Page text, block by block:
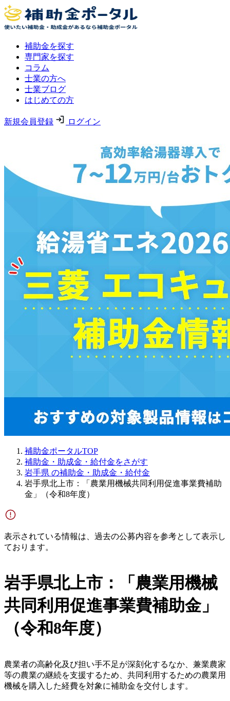
補助金を探す
専門家を探す
コラム
士業の方へ
士業ブログ
はじめての方
新規会員登録 ログイン
補助金ポータルTOP
補助金・助成金・給付金をさがす
岩手県 の補助金・助成金・給付金
岩手県北上市：「農業用機械共同利用促進事業費補助
金」（令和8年度）
表示されている情報は、過去の公募内容を参考として表示し
ております。
岩手県北上市：「農業用機械
共同利用促進事業費補助金」
（令和8年度）
農業者の高齢化及び担い手不足が深刻化するなか、兼業農家
等の農業の継続を支援するため、共同利用するための農業用
機械を購入した経費を対象に補助金を交付します。